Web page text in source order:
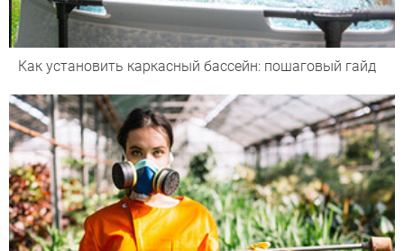
Как установить каркасный бассейн: пошаговый гайд